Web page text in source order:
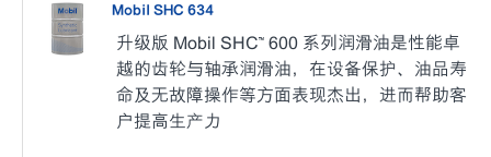
Mobil SHC 634
升级版 Mobil SHC™ 600 系列润滑油是性能卓
越的齿轮与轴承润滑油，在设备保护、油品寿
命及无故障操作等方面表现杰出，进而帮助客
户提高生产力